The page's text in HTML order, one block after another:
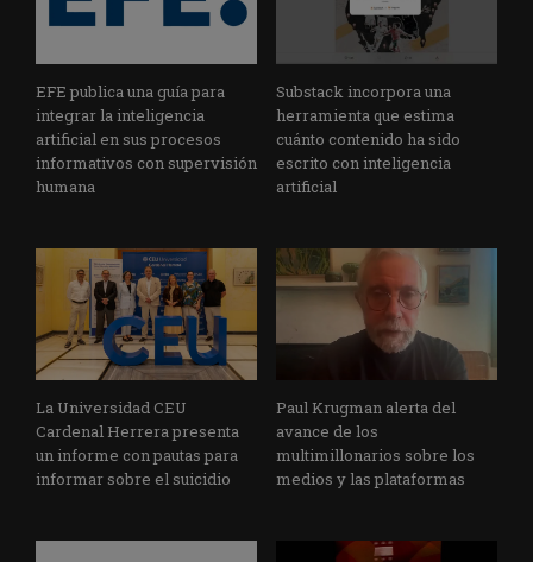
EFE publica una guía para
integrar la inteligencia
artificial en sus procesos
informativos con supervisión
humana
Substack incorpora una
herramienta que estima
cuánto contenido ha sido
escrito con inteligencia
artificial
La Universidad CEU
Cardenal Herrera presenta
un informe con pautas para
informar sobre el suicidio
Paul Krugman alerta del
avance de los
multimillonarios sobre los
medios y las plataformas